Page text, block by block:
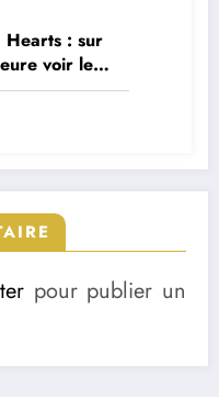
: sur
voir le
pour publier un